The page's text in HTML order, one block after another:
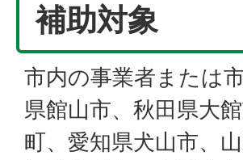
補助対象
市内の事業者または
県館山市、秋田県大
町、愛知県犬山市、